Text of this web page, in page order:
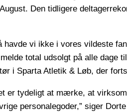
Den tidligere
havde vi ikke i vores vildeste
total udsolgt på alle dage
i Sparta Atletik & Løb, der
er tydeligt at mærke, at
personalegoder,” siger